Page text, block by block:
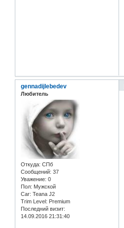
gennadijlebedev
Любитель
Откуда: СПб
Сообщений: 37
Уважение: 0
Пол: Мужской
Car: Teana J2
Trim Level: Premium
Последний визит:
14.09.2016 21:31:40